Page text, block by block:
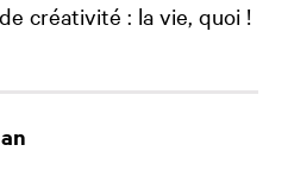
créativité : la vie, quoi !